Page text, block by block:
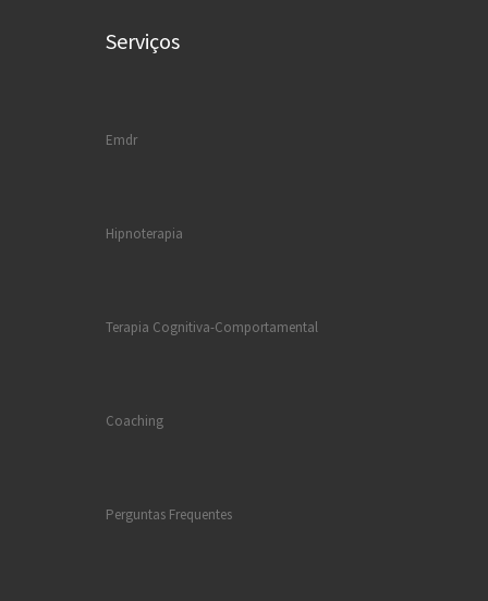
Serviços
Emdr
Hipnoterapia
Terapia Cognitiva-Comportamental
Coaching
Perguntas Frequentes